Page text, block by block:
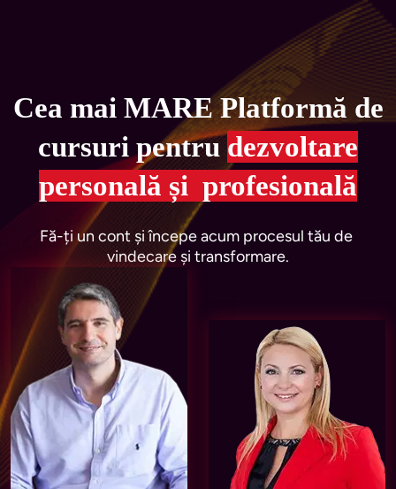
Cea mai MARE Platformă de
cursuri pentrudezvoltare
personală și profesională
Fă-ți un cont și începe acum procesul tău de
vindecare și transformare.